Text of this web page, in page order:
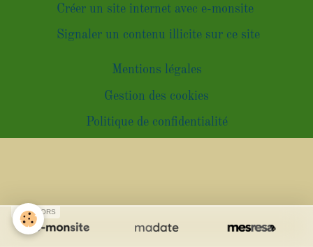
Créer un site internet avec e-monsite
Signaler un contenu illicite sur ce site
Mentions légales
Gestion des cookies
Politique de confidentialité
SPONSORS